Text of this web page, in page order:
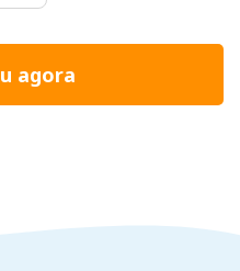
agora